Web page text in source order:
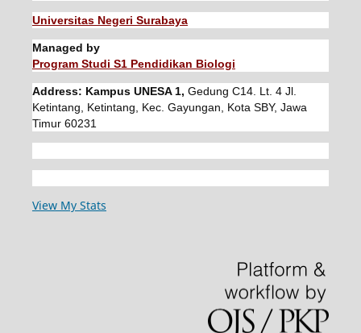
Universitas Negeri Surabaya
Managed by
Program Studi S1 Pendidikan Biologi
Address: Kampus UNESA 1, Gedung C14. Lt. 4 Jl.
Ketintang, Ketintang, Kec. Gayungan, Kota SBY, Jawa
Timur 60231
View My Stats